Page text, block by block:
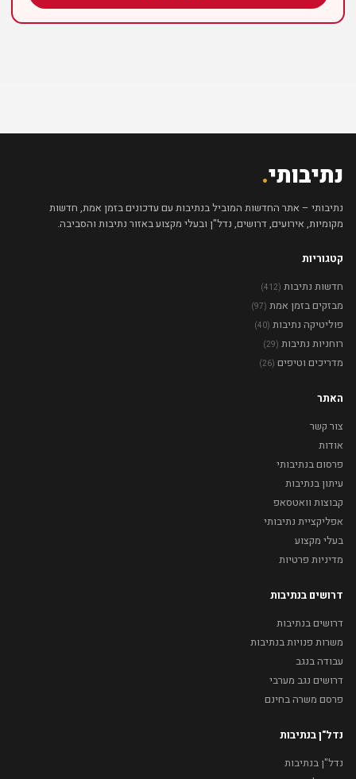
נתיבותי.
נתיבותי – אתר החדשות המוביל בנתיבות עם עדכונים בזמן אמת, חדשות
מקומיות, אירועים, דרושים, נדל"ן ובעלי מקצוע באזור נתיבות והסביבה.
קטגוריות
חדשות נתיבות (412)
מבזקים בזמן אמת (97)
פוליטיקה נתיבות (40)
רוחניות נתיבות (29)
מדריכים וטיפים (26)
האתר
צור קשר
אודות
פרסום בנתיבותי
עיתון בנתיבות
קבוצות וואטסאפ
אפליקציית נתיבותי
בעלי מקצוע
מדיניות פרטיות
דרושים בנתיבות
דרושים בנתיבות
משרות פנויות בנתיבות
עבודה בנגב
דרושים נגב מערבי
פרסם משרה בחינם
נדל"ן בנתיבות
נדל"ן בנתיבות